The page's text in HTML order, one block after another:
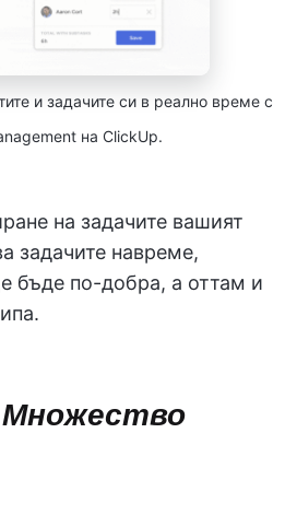
и задачите си в реално време с
на ClickUp.
на задачите вашият
задачите навреме,
бъде по-добра, а оттам и
Множество